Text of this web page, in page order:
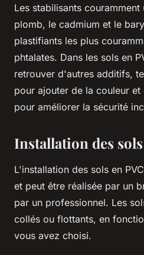
Les stabilisants
plomb, le cadmium et le
plastifiants les plus
phtalates. Dans les sols en
retrouver d'autres additifs,
pour ajouter de la couleur
pour améliorer la sécurité
Installation des
L'installation des sols en
et peut être réalisée par un
par un professionnel. Les
collés ou flottants, en
vous avez choisi.